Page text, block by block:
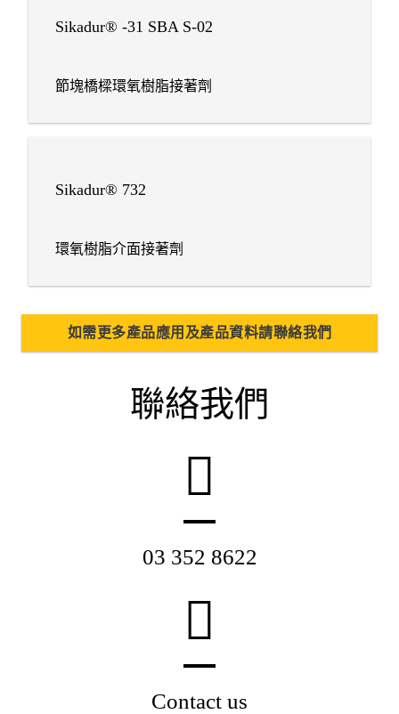
Sikadur® -31 SBA S-02
節塊橋樑環氧樹脂接著劑
Sikadur® 732
環氧樹脂介面接著劑
如需更多產品應用及產品資料請聯絡我們
聯絡我們
03 352 8622
Contact us